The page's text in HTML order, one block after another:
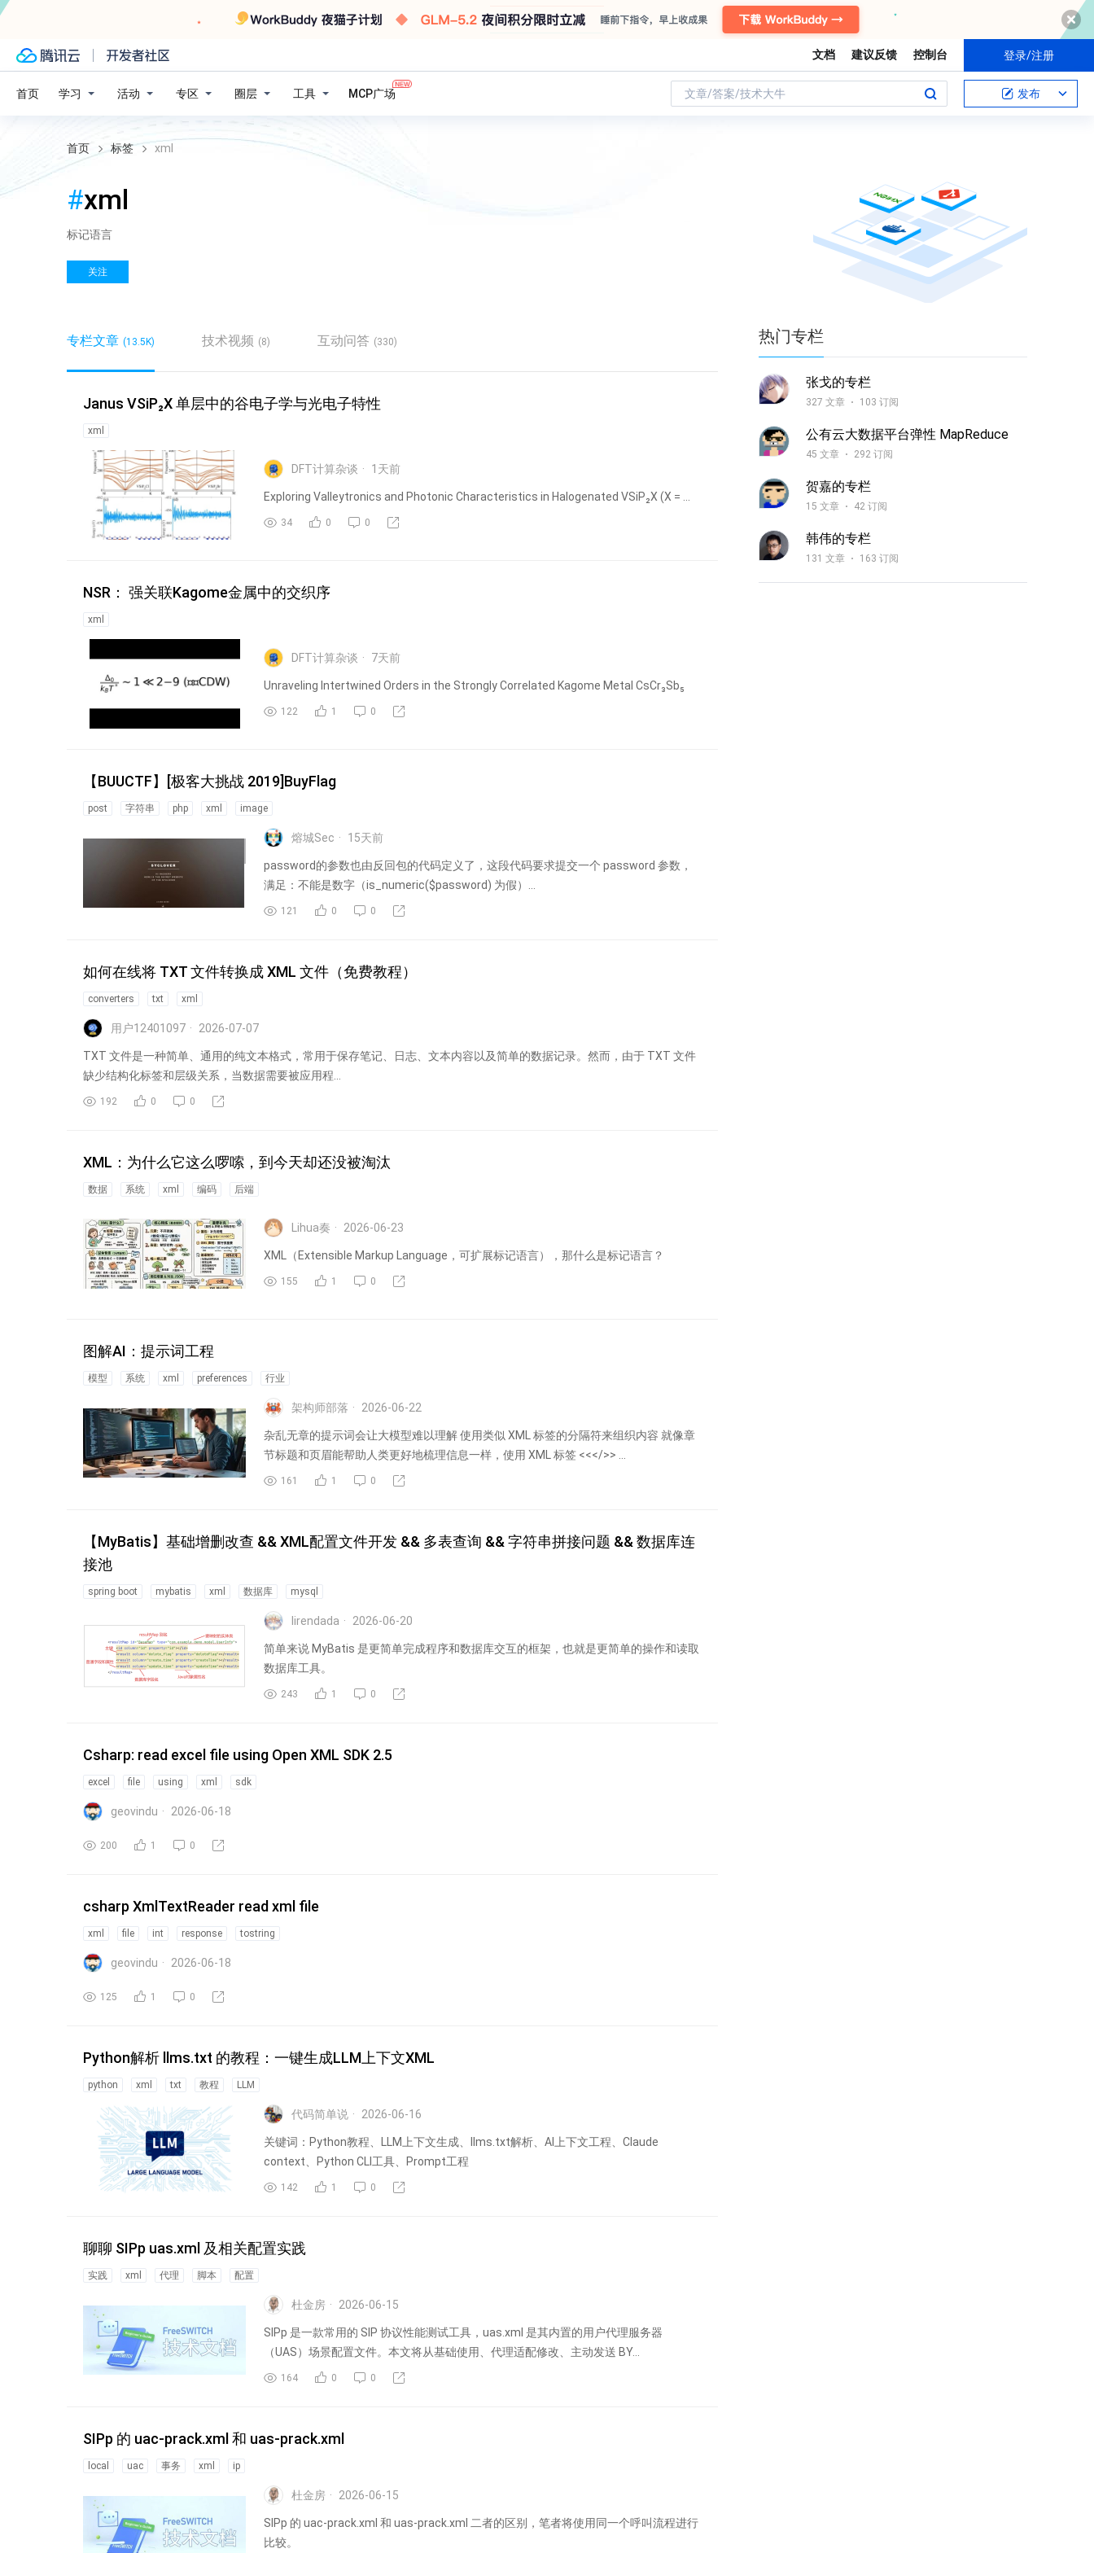
文档 建议反馈 控制台 登录/注册
首页 学习 活动 专区 圈层 工具 MCP广场 文章/答案/技术大牛 发布
首页 标签 xml
#xml
标记语言
关注
专栏文章 (13.5K) 技术视频 (8) 互动问答 (330)
Janus VSiP₂X 单层中的谷电子学与光电子特性
xml
DFT计算杂谈 1 天前
Exploring Valleytronics and Photonic Characteristics in Halogenated VSiP₂X (X = ...
34 0 0
NSR： 强关联Kagome金属中的交织序
xml
DFT计算杂谈 7天前
Unraveling Intertwined Orders in the Strongly Correlated Kagome Metal CsCr₃Sb₅
122 1 0
【BUUCTF】[极客大挑战 2019]BuyFlag
post 字符串 php xml image
熔城Sec 15天前
password的参数也由反回包的代码定义了，这段代码要求提交一个 password 参数，
满足：不能是数字（is_numeric($password) 为假）...
121 0 0
如何在线将 TXT 文件转换成 XML 文件（免费教程）
converters txt xml
用户12401097 2026-07-07
TXT 文件是一种简单、通用的纯文本格式，常用于保存笔记、日志、文本内容以及简单的数据记录。然而，由于 TXT 文件
缺少结构化标签和层级关系，当数据需要被应用程...
192 0 0
XML：为什么它这么啰嗦，到今天却还没被淘汰
数据 系统 xml 编码 后端
Lihua奏 2026-06-23
XML（Extensible Markup Language，可扩展标记语言），那什么是标记语言？
155 1 0
图解AI：提示词工程
模型 系统 xml preferences 行业
架构师部落 2026-06-22
杂乱无章的提示词会让大模型难以理解 使用类似 XML 标签的分隔符来组织内容 就像章
节标题和页眉能帮助人类更好地梳理信息一样，使用 XML 标签 <<</>> ...
161 1 0
【MyBatis】基础增删改查 && XML配置文件开发 && 多表查询 && 字符串拼接问题 && 数据库连
接池
spring boot mybatis xml 数据库 mysql
lirendada 2026-06-20
简单来说 MyBatis 是更简单完成程序和数据库交互的框架，也就是更简单的操作和读取
数据库工具。
243 1 0
Csharp: read excel file using Open XML SDK 2.5
excel file using xml sdk
geovindu 2026-06-18
200 1 0
csharp XmlTextReader read xml file
xml file int response tostring
geovindu 2026-06-18
125 1 0
Python解析 llms.txt 的教程：一键生成LLM上下文XML
python xml txt 教程 LLM
代码简单说 2026-06-16
关键词：Python教程、LLM上下文生成、llms.txt解析、AI上下文工程、Claude
context、Python CLI工具、Prompt工程
142 1 0
聊聊 SIPp uas.xml 及相关配置实践
实践 xml 代理 脚本 配置
杜金房 2026-06-15
SIPp 是一款常用的 SIP 协议性能测试工具，uas.xml 是其内置的用户代理服务器
（UAS）场景配置文件。本文将从基础使用、代理适配修改、主动发送 BY...
164 0 0
SIPp 的 uac-prack.xml 和 uas-prack.xml
local uac 事务 xml ip
杜金房 2026-06-15
SIPp 的 uac-prack.xml 和 uas-prack.xml 二者的区别，笔者将使用同一个呼叫流程进行
比较。
热门专栏
张戈的专栏
327 文章 103 订阅
公有云大数据平台弹性 MapReduce
45 文章 292 订阅
贺嘉的专栏
15 文章 42 订阅
韩伟的专栏
131 文章 163 订阅